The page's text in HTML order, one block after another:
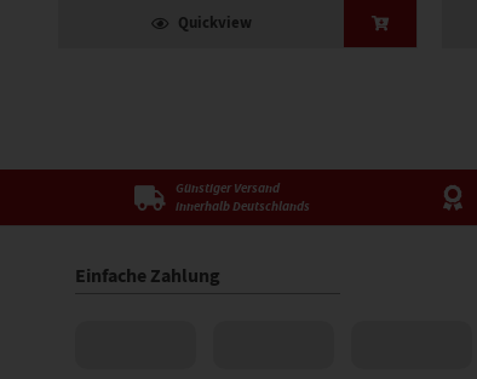
Quickview
Günstiger Versand
innerhalb Deutschlands
Einfache Zahlung